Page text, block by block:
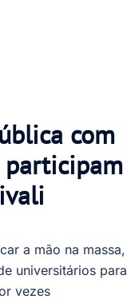
com
a mão na massa,
universitários para
vezes